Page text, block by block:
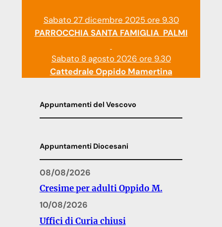
Sabato 27 dicembre 2025 ore 9.30
PARROCCHIA SANTA FAMIGLIA PALMI
Sabato 8 agosto 2026 ore 9.30
Cattedrale Oppido Mamertina
Appuntamenti del Vescovo
Appuntamenti Diocesani
08/08/2026
Cresime per adulti Oppido M.
10/08/2026
Uffici di Curia chiusi